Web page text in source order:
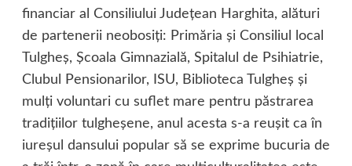
financiar al Consiliului Judeţean Harghita, alături
de partenerii neobosiţi: Primăria şi Consiliul local
Tulgheş, Şcoala Gimnazială, Spitalul de Psihiatrie,
Clubul Pensionarilor, ISU, Biblioteca Tulgheş şi
mulţi voluntari cu suflet mare pentru păstrarea
tradiţiilor tulgheşene, anul acesta s-a reuşit ca în
iureşul dansului popular să se exprime bucuria de